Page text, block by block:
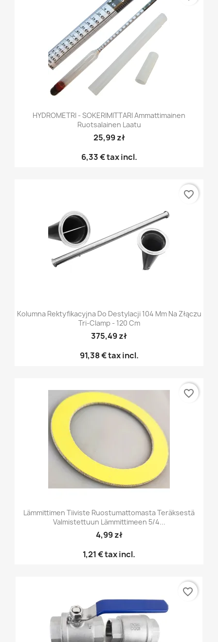
HYDROMETRI - SOKERIMITTARI Ammattimainen
Ruotsalainen Laatu
25,99 zł
6,33 €tax incl.
Kolumna Rektyfikacyjna Do Destylacji 104 Mm Na Złączu
Tri-Clamp - 120 Cm
375,49 zł
91,38 €tax incl.
favorite_border
Lämmittimen Tiiviste Ruostumattomasta Teräksestä
Valmistettuun Lämmittimeen 5/4...
4,99 zł
1,21 €tax incl.
favorite_border
favorite_border